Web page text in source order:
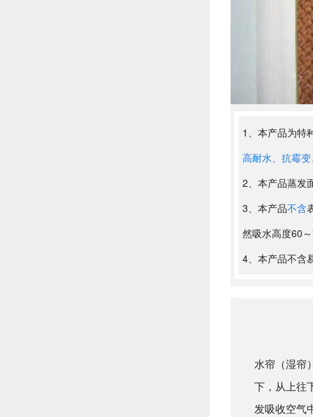
1、本产品为特
高耐水、抗霉
2、本产品蒸发
3、本产品不含
然吸水高度60
4、本产品不含
水帘（湿帘
下，从上往
发吸收空气